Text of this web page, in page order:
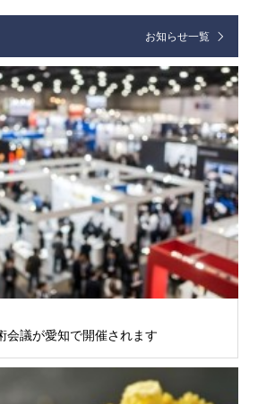
お知らせ一覧
会議が愛知で開催されます